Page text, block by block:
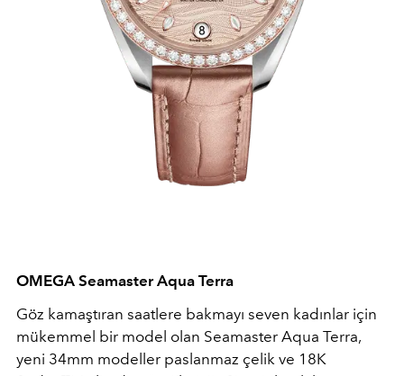
OMEGA Seamaster Aqua Terra
Göz kamaştıran saatlere bakmayı seven kadınlar için
mükemmel bir model olan Seamaster Aqua Terra,
yeni 34mm modeller paslanmaz çelik ve 18K